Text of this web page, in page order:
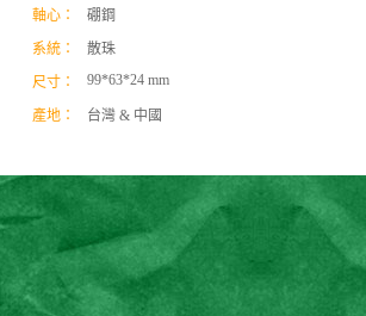
軸心：
硼鋼
系統：
散珠
尺寸：
99*63*24 mm
產地： 台灣 & 中國